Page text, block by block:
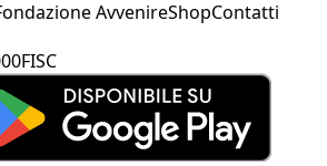
AvvenireShopContatti
FISC